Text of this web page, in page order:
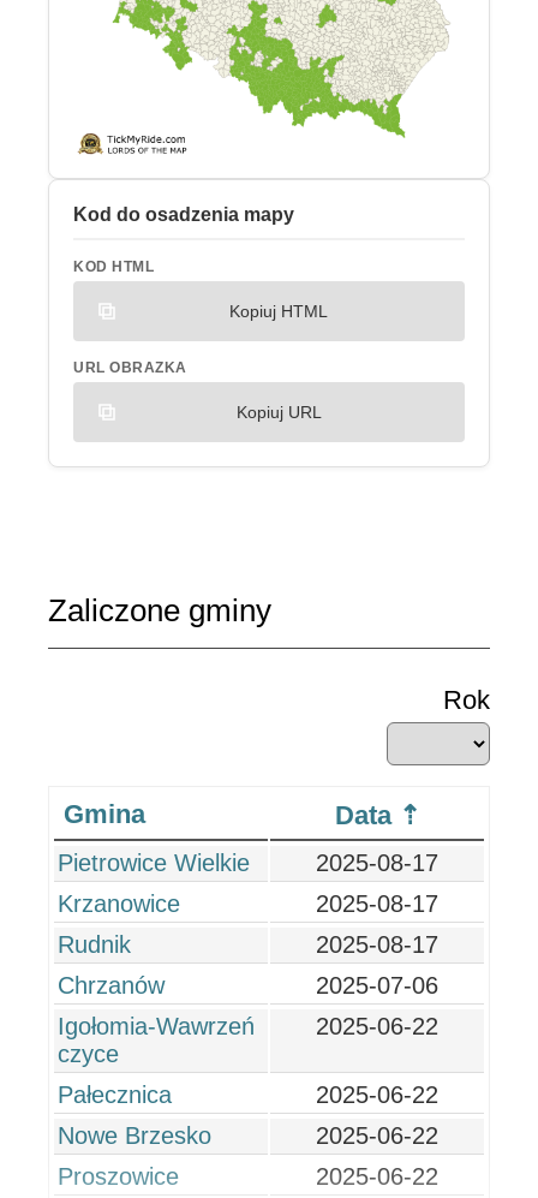
Kod do osadzenia mapy
KOD HTML
Kopiuj HTML
URL OBRAZKA
Kopiuj URL
Zaliczone gminy
Rok
Gmina Data
Pietrowice Wielkie
2025-08-17
Krzanowice
2025-08-17
Rudnik
2025-08-17
Chrzanów
2025-07-06
Igołomia-Wawrzeń
czyce
2025-06-22
Pałecznica
2025-06-22
Nowe Brzesko
2025-06-22
Proszowice
2025-06-22